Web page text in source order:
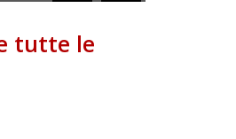
tutte le